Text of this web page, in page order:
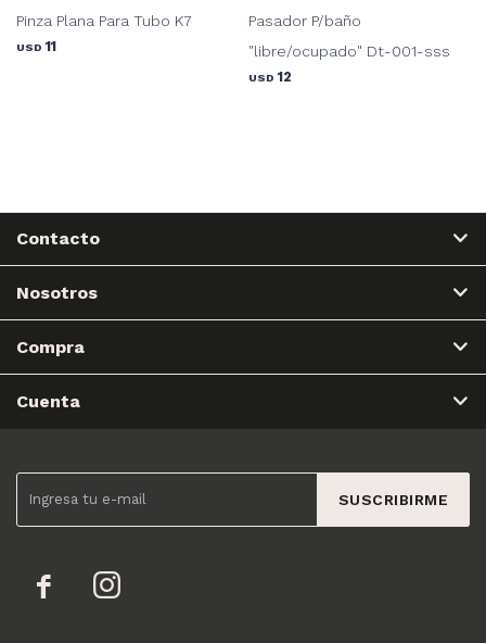
Pinza Plana Para Tubo K7
USD 11
Pasador P/baño
"libre/ocupado" Dt-001-sss
USD 12
SUSCRIBIRME
 
Contacto
Nosotros
Compra
Cuenta